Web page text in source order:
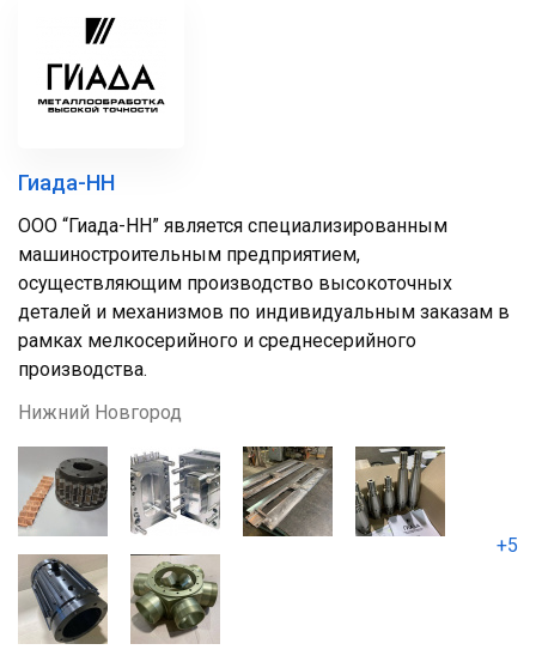
Гиада-НН
ООО “Гиада-НН” является специализированным
машиностроительным предприятием,
осуществляющим производство высокоточных
деталей и механизмов по индивидуальным заказам в
рамках мелкосерийного и среднесерийного
производства.
Нижний Новгород
+5